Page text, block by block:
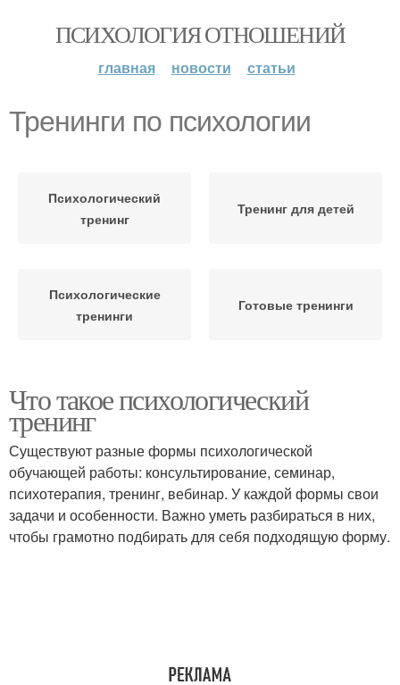
ПСИХОЛОГИЯ ОТНОШЕНИЙ
главная новости статьи
Тренинги по психологии
Психологический
тренинг
Тренинг для детей
Психологические
тренинги
Готовые тренинги
Что такое психологический
тренинг
Существуют разные формы психологической
обучающей работы: консультирование, семинар,
психотерапия, тренинг, вебинар. У каждой формы свои
задачи и особенности. Важно уметь разбираться в них,
чтобы грамотно подбирать для себя подходящую форму.